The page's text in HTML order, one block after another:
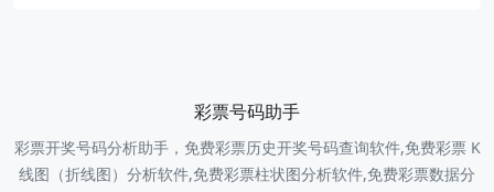
彩票号码助手
彩票开奖号码分析助手，免费彩票历史开奖号码查询软件,免费彩票 K
线图（折线图）分析软件,免费彩票柱状图分析软件,免费彩票数据分